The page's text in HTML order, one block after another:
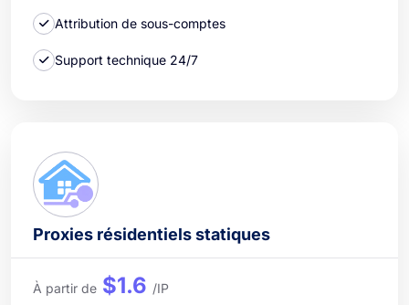
Attribution de sous-comptes
Support technique 24/7
Proxies résidentiels statiques
À partir de $1.6 /IP